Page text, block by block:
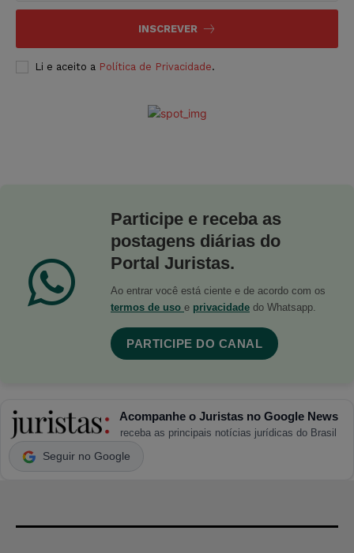
INSCREVER
Li e aceito a Política de Privacidade.
Participe e receba as
postagens diárias do
Portal Juristas.
Ao entrar você está ciente e de acordo com os
termos de uso e privacidade do Whatsapp.
PARTICIPE DO CANAL
Acompanhe o Juristas no Google News
receba as principais notícias jurídicas do Brasil
Seguir no Google